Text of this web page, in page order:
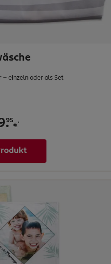
- einzeln oder als Set
.
95
€*